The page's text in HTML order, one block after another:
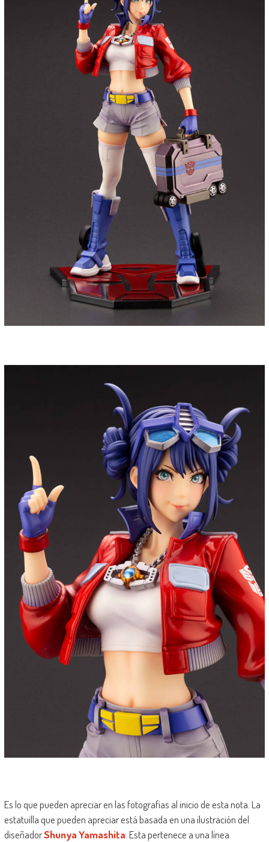
Es lo que pueden apreciar en las fotografías al inicio de esta nota. La
estatuilla que pueden apreciar está basada en una ilustración del
diseñadorShunya Yamashita . Esta pertenece a una línea